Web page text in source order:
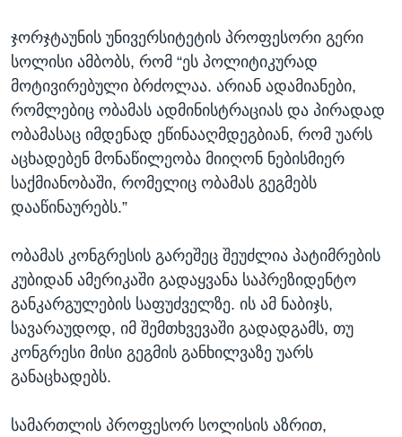
ჯორჯტაუნის უნივერსიტეტის პროფესორი გერი
სოლისი ამბობს, რომ “ეს პოლიტიკურად
მოტივირებული ბრძოლაა. არიან ადამიანები,
რომლებიც ობამას ადმინისტრაციას და პირადად
ობამასაც იმდენად ეწინააღმდეგბიან, რომ უარს
აცხადებენ მონაწილეობა მიიღონ ნებისმიერ
საქმიანობაში, რომელიც ობამას გეგმებს
დააწინაურებს.”
ობამას კონგრესის გარეშეც შეუძლია პატიმრების
კუბიდან ამერიკაში გადაყვანა საპრეზიდენტო
განკარგულების საფუძველზე. ის ამ ნაბიჯს,
სავარაუდოდ, იმ შემთხვევაში გადადგამს, თუ
კონგრესი მისი გეგმის განხილვაზე უარს
განაცხადებს.
სამართლის პროფესორ სოლისის აზრით,